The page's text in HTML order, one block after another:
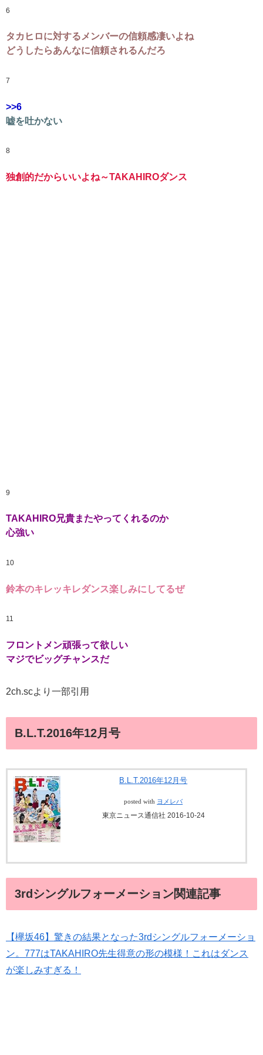
6
タカヒロに対するメンバーの信頼感凄いよね
どうしたらあんなに信頼されるんだろ
7
>>6
嘘を吐かない
8
独創的だからいいよね～TAKAHIROダンス
9
TAKAHIRO兄貴またやってくれるのか
心強い
10
鈴本のキレッキレダンス楽しみにしてるぜ
11
フロントメン頑張って欲しい
マジでビッグチャンスだ
2ch.scより一部引用
B.L.T.2016年12月号
B.L.T.2016年12月号
posted with ヨメレバ
東京ニュース通信社 2016-10-24
3rdシングルフォーメーション関連記事
【欅坂46】驚きの結果となった3rdシングルフォーメーショ
ン。777はTAKAHIRO先生得意の形の模様！これはダンス
が楽しみすぎる！